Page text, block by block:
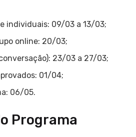
individuais: 09/03 a 13/03;
online: 20/03;
23/03 a 27/03;
01/04;
06/05.
Programa